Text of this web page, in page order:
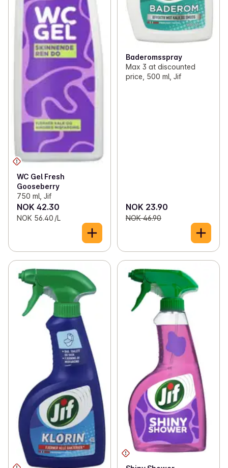
WC Gel Fresh
Gooseberry
750 ml, Jif
NOK 42.30
NOK 56.40 /L
Baderomsspray
Max 3 at discounted
price, 500 ml, Jif
NOK 23.90
NOK 46.90